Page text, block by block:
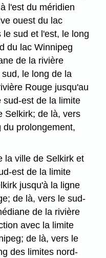
l'est du méridien
ouest du lac
sud et l'est, le long
du lac Winnipeg
de la rivière
le long de la
Rouge jusqu'au
sud-est de la limite
Selkirk; de là, vers
du prolongement,
la ville de Selkirk et
est de la limite
jusqu'à la ligne
de là, vers le sud-
de la rivière
avec la limite
de là, vers le
des limites nord-